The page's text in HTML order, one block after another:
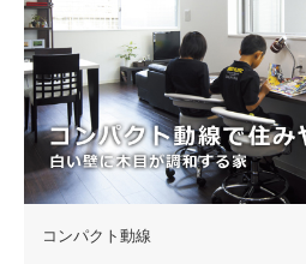
コンパクト動線